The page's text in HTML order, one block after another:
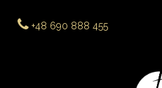
+48 690 888 455